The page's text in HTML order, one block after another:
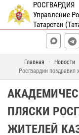
РОСГВАРДИЯ
Управление
Татарстан
Главная Новости
Росгвардии
ПЛЯСКИ
ЖИТЕЛЕЙ